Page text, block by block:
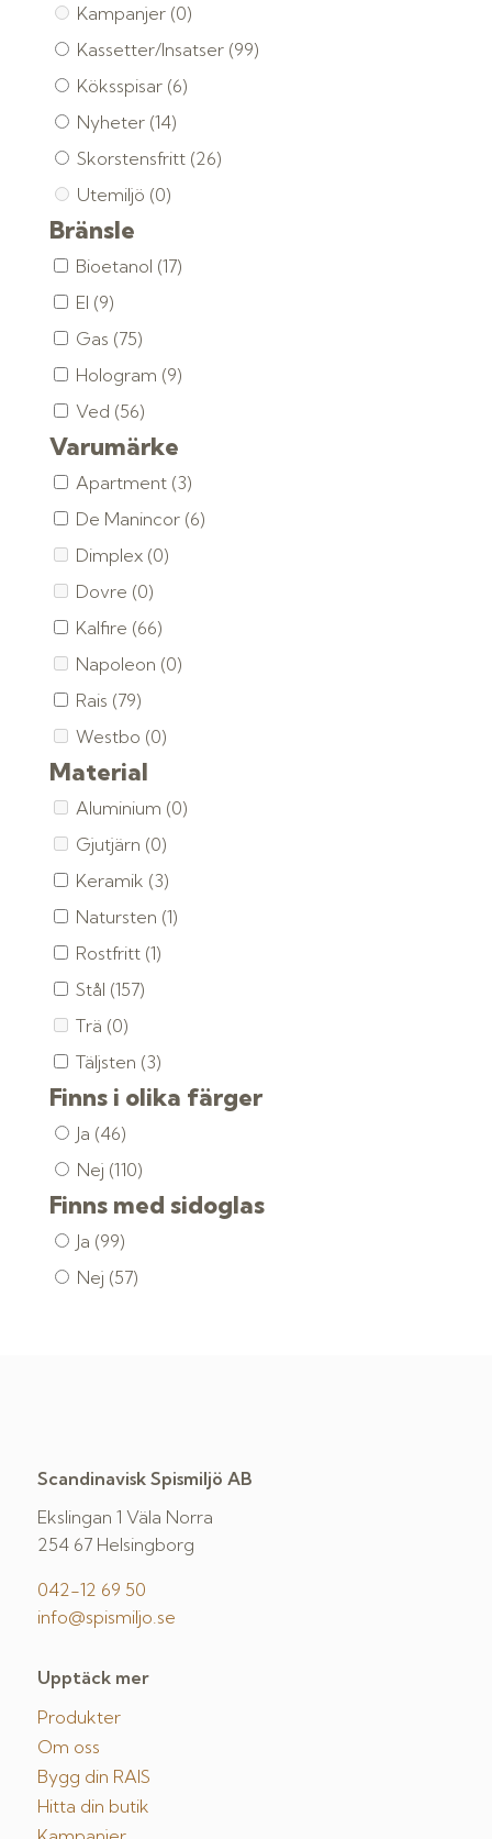
Kampanjer (0)
Kassetter/Insatser (99)
Köksspisar (6)
Nyheter (14)
Skorstensfritt (26)
Utemiljö (0)
Bränsle
Bioetanol (17)
El (9)
Gas (75)
Hologram (9)
Ved (56)
Varumärke
Apartment (3)
De Manincor (6)
Dimplex (0)
Dovre (0)
Kalfire (66)
Napoleon (0)
Rais (79)
Westbo (0)
Material
Aluminium (0)
Gjutjärn (0)
Keramik (3)
Natursten (1)
Rostfritt (1)
Stål (157)
Trä (0)
Täljsten (3)
Finns i olika färger
Ja (46)
Nej (110)
Finns med sidoglas
Ja (99)
Nej (57)
Scandinavisk Spismiljö AB
Ekslingan 1 Väla Norra
254 67 Helsingborg
042-12 69 50
info@spismiljo.se
Upptäck mer
Produkter
Om oss
Bygg din RAIS
Hitta din butik